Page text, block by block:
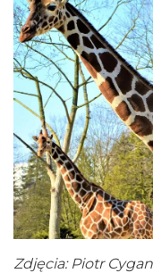
Zdjęcia: Piotr